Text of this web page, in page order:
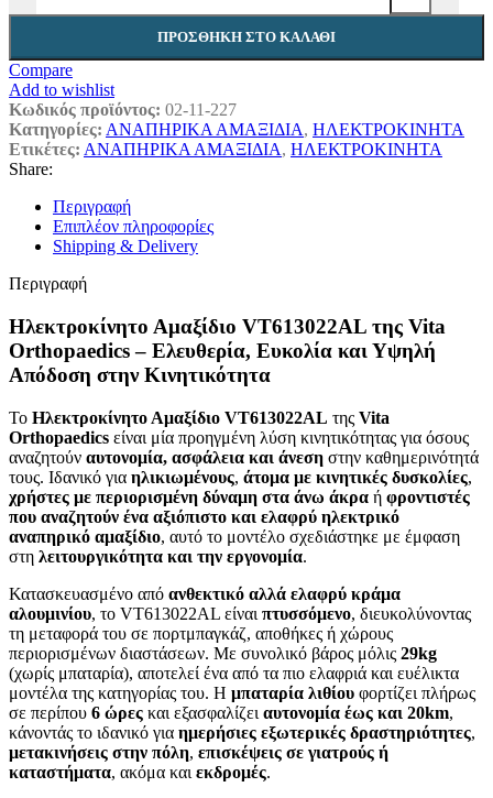
ΠΡΟΣΘΉΚΗ ΣΤΟ ΚΑΛΆΘΙ
Compare
Add to wishlist
Κωδικός προϊόντος: 02-11-227
Κατηγορίες: ΑΝΑΠΗΡΙΚΑ ΑΜΑΞΙΔΙΑ, ΗΛΕΚΤΡΟΚΙΝΗΤΑ
Ετικέτες: ΑΝΑΠΗΡΙΚΑ ΑΜΑΞΙΔΙΑ, ΗΛΕΚΤΡΟΚΙΝΗΤΑ
Share:
Περιγραφή
Επιπλέον πληροφορίες
Shipping & Delivery
Περιγραφή
Ηλεκτροκίνητο Αμαξίδιο VT613022AL της Vita
Orthopaedics – Ελευθερία, Ευκολία και Υψηλή
Απόδοση στην Κινητικότητα
Το Ηλεκτροκίνητο Αμαξίδιο VT613022AL της Vita
Orthopaedics είναι μία προηγμένη λύση κινητικότητας για όσους
αναζητούν αυτονομία, ασφάλεια και άνεση στην καθημερινότητά
τους. Ιδανικό για ηλικιωμένους, άτομα με κινητικές δυσκολίες,
χρήστες με περιορισμένη δύναμη στα άνω άκρα ή φροντιστές
που αναζητούν ένα αξιόπιστο και ελαφρύ ηλεκτρικό
αναπηρικό αμαξίδιο, αυτό το μοντέλο σχεδιάστηκε με έμφαση
στη λειτουργικότητα και την εργονομία.
Κατασκευασμένο από ανθεκτικό αλλά ελαφρύ κράμα
αλουμινίου, το VT613022AL είναι πτυσσόμενο, διευκολύνοντας
τη μεταφορά του σε πορτμπαγκάζ, αποθήκες ή χώρους
περιορισμένων διαστάσεων. Με συνολικό βάρος μόλις 29kg
(χωρίς μπαταρία), αποτελεί ένα από τα πιο ελαφριά και ευέλικτα
μοντέλα της κατηγορίας του. Η μπαταρία λιθίου φορτίζει πλήρως
σε περίπου 6 ώρες και εξασφαλίζει αυτονομία έως και 20km,
κάνοντάς το ιδανικό για ημερήσιες εξωτερικές δραστηριότητες,
μετακινήσεις στην πόλη, επισκέψεις σε γιατρούς ή
καταστήματα, ακόμα και εκδρομές.